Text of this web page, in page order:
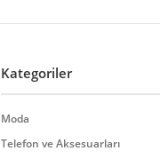
Kategoriler
Moda
Telefon ve Aksesuarları